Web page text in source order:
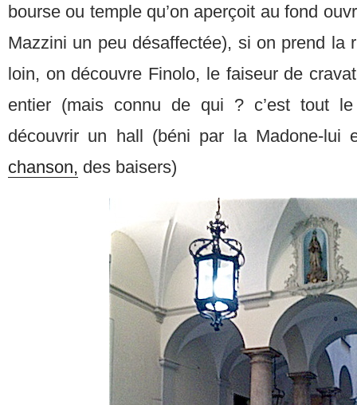
bourse ou temple qu’on aperçoit au fond
Mazzini un peu désaffectée), si on prend la
loin, on découvre Finolo, le faiseur de
entier (mais connu de qui ? c’est tout
découvrir un hall (béni par la Madone-lui
chanson, des baisers)